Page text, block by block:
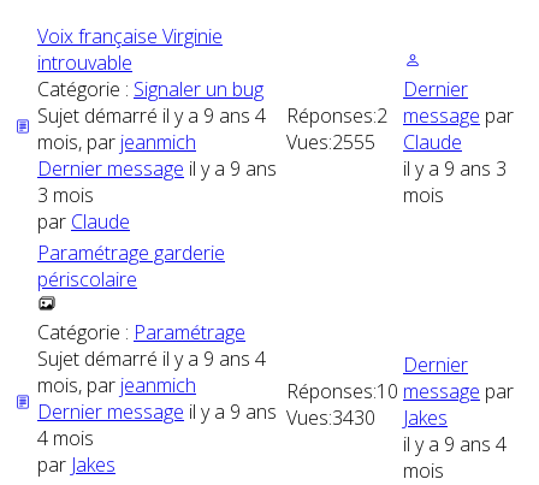
Voix française Virginie
introuvable
Catégorie : Signaler un bug
Sujet démarré il y a 9 ans 4
mois, par jeanmich
Dernier message il y a 9 ans
3 mois
par Claude
Réponses:2
Vues:2555
Dernier
message par
Claude
il y a 9 ans 3
mois
Paramétrage garderie
périscolaire
Catégorie : Paramétrage
Sujet démarré il y a 9 ans 4
mois, par jeanmich
Dernier message il y a 9 ans
4 mois
par Jakes
Réponses:10
Vues:3430
Dernier
message par
Jakes
il y a 9 ans 4
mois